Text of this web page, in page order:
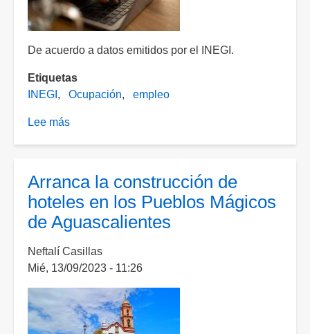
De acuerdo a datos emitidos por el INEGI.
Etiquetas
INEGI
Ocupación empleo
Lee más
la
tasa
de
laboral
en
Aguascalientes
Arranca la construcción de
hoteles en los Pueblos Mágicos
de Aguascalientes
Neftalí Casillas
Mié, 13/09/2023 - 11:26